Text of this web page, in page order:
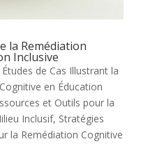
la Remédiation
Inclusive
Études de Cas Illustrant la
en Éducation
et Outils pour la
Inclusif, Stratégies
la Remédiation Cognitive